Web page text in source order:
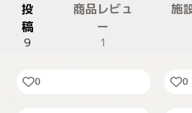
投
稿
9
商品レビュ
ー
1
施
きんきんに冷えてやがる
0
フ
0
へそてん
け